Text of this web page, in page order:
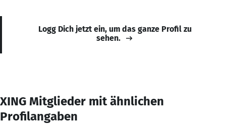
Logg Dich jetzt ein, um das ganze Profil zu
sehen.
XING Mitglieder mit ähnlichen
Profilangaben